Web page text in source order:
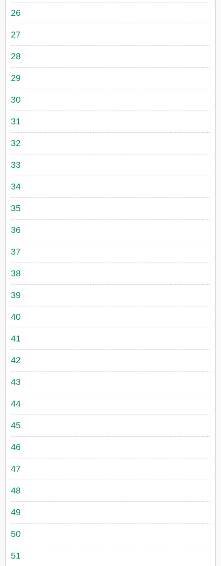
26
27
28
29
30
31
32
33
34
35
36
37
38
39
40
41
42
43
44
45
46
47
48
49
50
51